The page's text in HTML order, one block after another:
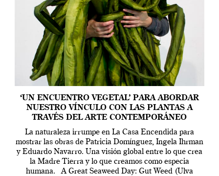
‘UN ENCUENTRO VEGETAL’ PARA ABORDAR
NUESTRO VÍNCULO CON LAS PLANTAS A
TRAVÉS DEL ARTE CONTEMPORÁNEO
La naturaleza irrumpe en La Casa Encendida para
mostrar las obras de Patricia Domínguez, Ingela Ihrman
y Eduardo Navarro. Una visión global entre lo que crea
la Madre Tierra y lo que creamos como especia
humana. A Great Seaweed Day: Gut Weed (Ulva